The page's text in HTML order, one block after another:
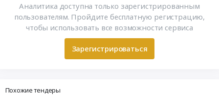
Аналитика доступна только зарегистрированным
пользователям. Пройдите бесплатную регистрацию,
чтобы использовать все возможности сервиса
Зарегистрироваться
Похожие тендеры